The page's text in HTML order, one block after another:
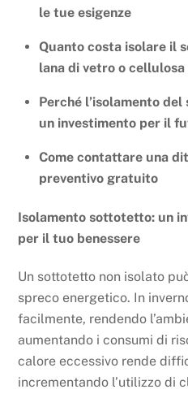
le tue esigenze
Quanto costa isolare il
lana di vetro o cellulosa
Perché l’isolamento
un investimento per il
Come contattare una
preventivo gratuito
Isolamento sottotetto: un
per il tuo benessere
Un sottotetto non isolato
spreco energetico. In
facilmente, rendendo
aumentando i consumi di
calore eccessivo rende
incrementando l’utilizzo di